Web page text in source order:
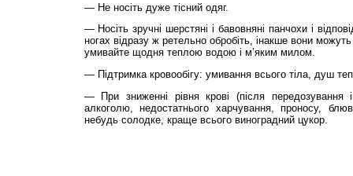
— Не носіть дуже тісний одяг.
— Носіть зручні шерстяні і бавовняні панчохи і
ногах відразу ж ретельно обробіть, інакше вони
умивайте щодня теплою водою і м’яким милом.
— Підтримка кровообігу: умивання всього тіла, душ
— При зниженні рівня крові (після передозування
алкоголю, недостатнього харчування, проносу,
небудь солодке, краще всього виноградний цукор.